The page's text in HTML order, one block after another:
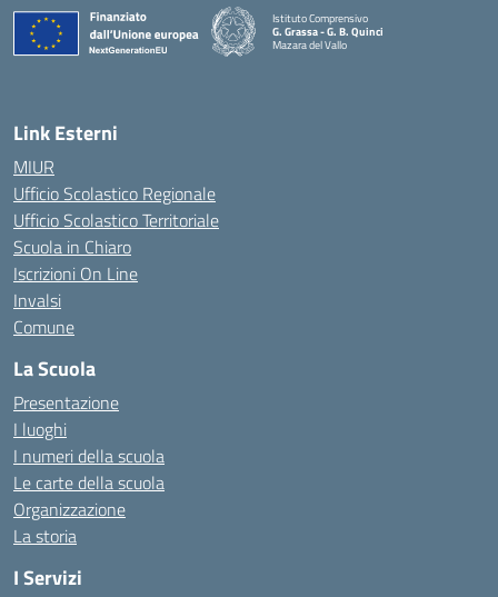
Istituto Comprensivo
G. Grassa - G. B. Quinci
Mazara del Vallo
Link Esterni
MIUR
Ufficio Scolastico Regionale
Ufficio Scolastico Territoriale
Scuola in Chiaro
Iscrizioni On Line
Invalsi
Comune
La Scuola
Presentazione
I luoghi
I numeri della scuola
Le carte della scuola
Organizzazione
La storia
I Servizi